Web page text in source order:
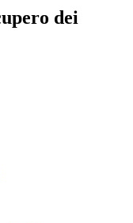
dei